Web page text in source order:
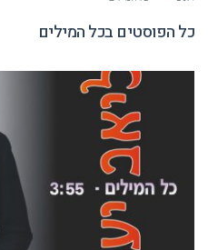
כל הפוסטים בכל המילים